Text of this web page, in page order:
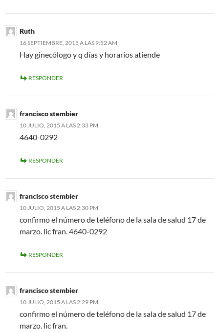
Ruth
16 SEPTIEMBRE, 2015 A LAS 9:52 AM
Hay ginecólogo y q días y horarios atiende
RESPONDER
francisco stembier
10 JULIO, 2015 A LAS 2:33 PM
4640-0292
RESPONDER
francisco stembier
10 JULIO, 2015 A LAS 2:30 PM
confirmo el número de teléfono de la sala de salud 17 de
marzo. lic fran. 4640-0292
RESPONDER
francisco stembier
10 JULIO, 2015 A LAS 2:29 PM
confirmo el número de teléfono de la sala de salud 17 de
marzo. lic fran.